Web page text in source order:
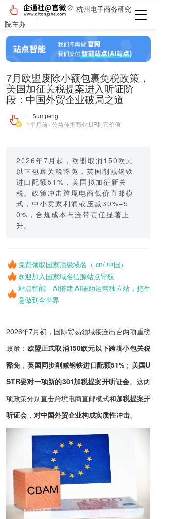
杭州电子商务研究
院主办
7月欧盟废除小额包裹免税政策，
美国加征关税提案进入听证阶
段：中国外贸企业破局之道
· · Sumpeng
1个月前 · 公益传播商业,UP利它价值!
2026年7月起，欧盟取消150欧元
以下包裹关税豁免，英国削减钢铁
进口配额51%，美国拟加征新关
税。政策冲击跨境电商低价直邮模
式，中小卖家利润或压减30%–5
0%，合规成本与连带责任显著上
升。
免费领取国家顶级域名（.cn/.中国）
欢迎加入国家域名信源站点导航
站点智能：AI搭建 AI辅助运营独立站，把生
意做到全世界
2026年7月初，国际贸易领域接连出台两项重磅
政策： 欧盟正式取消150欧元以下跨境小包关税
豁免， 英国同步削减钢铁进口配额51% ； 美国U
STR要对一项新的301加税提案开听证会。这两
项政策分别直击跨境电商直邮模式和加税提案开
听证会 ， 对中国外贸企业构成实质性冲击。